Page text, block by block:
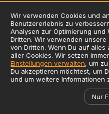
©
Wir verwenden Cookies und
Benutzererlebnis zu
Analysen zur Optimierung und
Dritten. Wir verwenden
von Dritten. Wenn Du auf
aller Cookies. Wir setzen
Einstellungen verwalten, um
Du akzeptieren möchtest, um
und um weitere Informationen
Nur